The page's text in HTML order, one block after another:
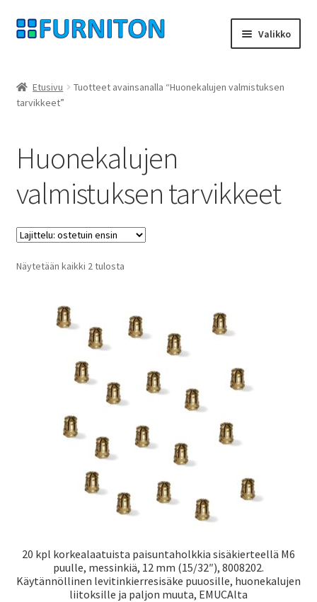
Siirry
navigointiin
Siirry
sisältöön
Valikko
Kumppanimme
peruuttamisoikeus
Laivaliikenne
Etusivu
Tuotteet avainsanalla “Huonekalujen valmistuksen
tarvikkeet”
Huonekalujen
valmistuksen tarvikkeet
Näytetään kaikki 2 tulostaSuosituimmat
20 kpl korkealaatuista paisuntaholkkia sisäkierteellä M6
puulle, messinkiä, 12 mm (15/32″), 8008202.
Käytännöllinen levitinkierresisäke puuosille, huonekalujen
liitoksille ja paljon muuta, EMUCAlta